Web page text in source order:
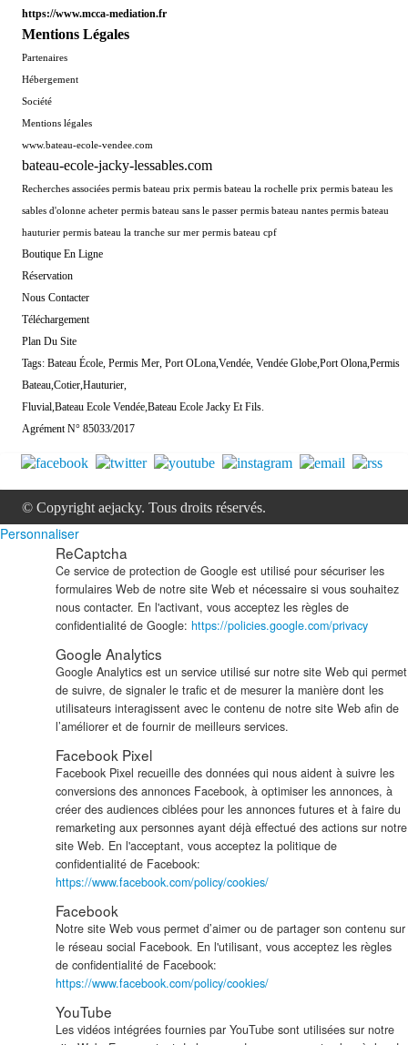
https://www.mcca-mediation.fr
Mentions Légales
Partenaires
Hébergement
Société
Mentions légales
www.bateau-ecole-vendee.com
bateau-ecole-jacky-lessables.com
Recherches associées permis bateau prix permis bateau la rochelle prix permis bateau les
sables d'olonne acheter permis bateau sans le passer permis bateau nantes permis bateau
hauturier permis bateau la tranche sur mer permis bateau cpf
Boutique En Ligne
Réservation
Nous Contacter
Téléchargement
Plan Du Site
Tags: Bateau École, Permis Mer, Port OLona,Vendée, Vendée Globe,Port Olona,Permis
Bateau,Cotier,Hauturier,
Fluvial,Bateau Ecole Vendée,Bateau Ecole Jacky Et Fils.
Agrément N° 85033/2017
© Copyright aejacky. Tous droits réservés.
Personnaliser
ReCaptcha
Ce service de protection de Google est utilisé pour sécuriser les
formulaires Web de notre site Web et nécessaire si vous souhaitez
nous contacter. En l'activant, vous acceptez les règles de
confidentialité de Google: https://policies.google.com/privacy
Google Analytics
Google Analytics est un service utilisé sur notre site Web qui permet
de suivre, de signaler le trafic et de mesurer la manière dont les
utilisateurs interagissent avec le contenu de notre site Web afin de
l’améliorer et de fournir de meilleurs services.
Facebook Pixel
Facebook Pixel recueille des données qui nous aident à suivre les
conversions des annonces Facebook, à optimiser les annonces, à
créer des audiences ciblées pour les annonces futures et à faire du
remarketing aux personnes ayant déjà effectué des actions sur notre
site Web. En l'acceptant, vous acceptez la politique de
confidentialité de Facebook:
https://www.facebook.com/policy/cookies/
Facebook
Notre site Web vous permet d’aimer ou de partager son contenu sur
le réseau social Facebook. En l'utilisant, vous acceptez les règles
de confidentialité de Facebook:
https://www.facebook.com/policy/cookies/
YouTube
Les vidéos intégrées fournies par YouTube sont utilisées sur notre